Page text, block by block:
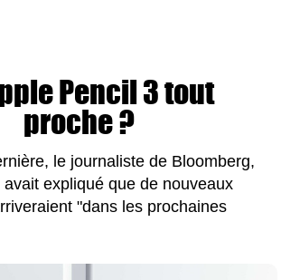
Pencil 3 tout
proche ?
le journaliste de Bloomberg,
avait expliqué que de nouveaux
"dans les prochaines